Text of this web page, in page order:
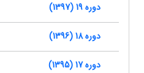
دوره 19 (1397)
دوره 18 (1396)
دوره 17 (1395)